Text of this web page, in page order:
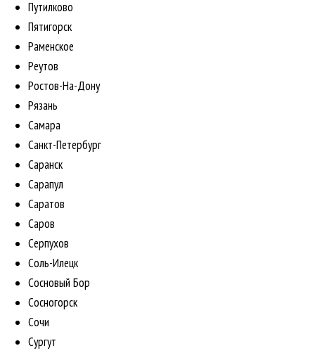
Путилково
Пятигорск
Раменское
Реутов
Ростов-На-Дону
Рязань
Самара
Санкт-Петербург
Саранск
Сарапул
Саратов
Саров
Серпухов
Соль-Илецк
Сосновый Бор
Сосногорск
Сочи
Сургут